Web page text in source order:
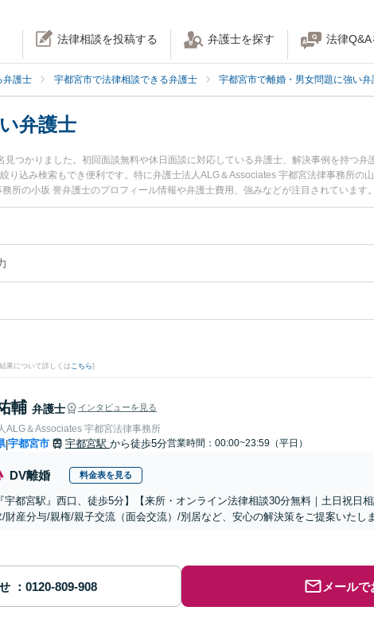
法律相談を投稿する 弁護士を探す 法律Q&A
弁護士 宇都宮市で法律相談できる弁護士 宇都宮市で離婚・男女問題に強い弁
弁護士
つかりました。初回面談無料や休日面談に対応している弁護士、解決事例を持つ弁
り込み検索もでき便利です。特に弁護士法人ALG＆Associates 宇都宮法律事務所の
所の小坂 誉弁護士のプロフィール情報や弁護士費用、強みなどが注目されていま
離婚のトラブル解決の実績豊富な近くの弁護士を検索したい』『初回相談無料で
すすめです。
果について詳しくは こちら)
輔 弁護士 インタビューを見る
ALG＆Associates 宇都宮法律事務所
|宇都宮市 宇都宮駅 から徒歩5分営業時間：00:00~23:59（平日）
DV離婚 料金表を見る
宇都宮駅』西口、徒歩5分】【来所・オンライン法律相談30分無料｜土日祝日
/財産分与/親権/親子交流（面会交流）/別居など、安心の解決策をご提案いたし
メール